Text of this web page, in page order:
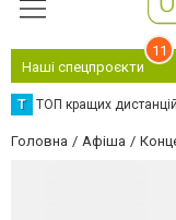
Наші спецпроєкти
11
Т ТОП кращих
Головна Афіша